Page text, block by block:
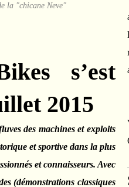
la "chicane Neve"
s’est
2015
des machines et exploits
et sportive dans la plus
et connaisseurs. Avec
(démonstrations classiques